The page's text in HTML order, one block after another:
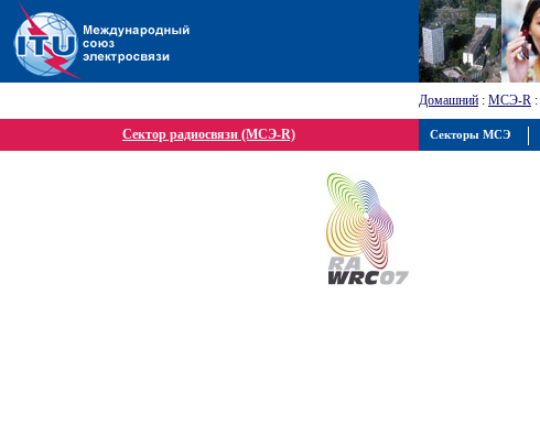
Домашний : МСЭ-R :
Сектор радиосвязи (МСЭ-R) Секторы МСЭ